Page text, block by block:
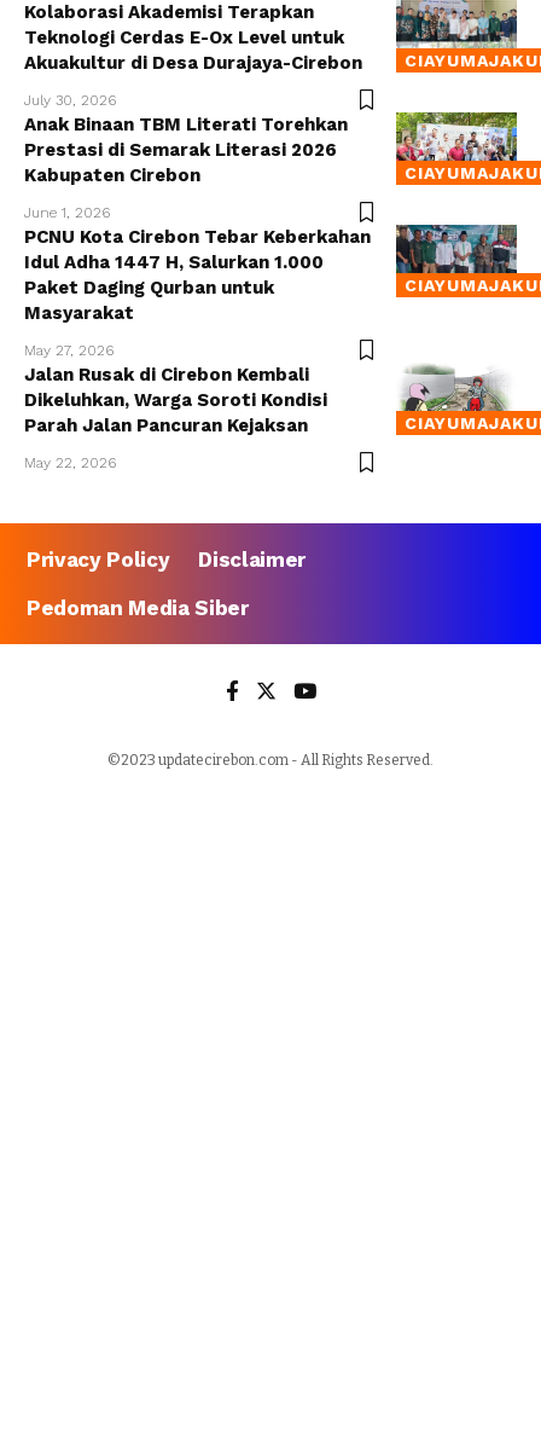
Kolaborasi Akademisi Terapkan
Teknologi Cerdas E-Ox Level untuk
Akuakultur di Desa Durajaya-Cirebon
July 30, 2026
Anak Binaan TBM Literati Torehkan
Prestasi di Semarak Literasi 2026
Kabupaten Cirebon
June 1, 2026
PCNU Kota Cirebon Tebar Keberkahan
Idul Adha 1447 H, Salurkan 1.000
Paket Daging Qurban untuk
Masyarakat
May 27, 2026
Jalan Rusak di Cirebon Kembali
Dikeluhkan, Warga Soroti Kondisi
Parah Jalan Pancuran Kejaksan
May 22, 2026
Privacy Policy
Disclaimer
Pedoman Media Siber
©2023 updatecirebon.com - All Rights Reserved.